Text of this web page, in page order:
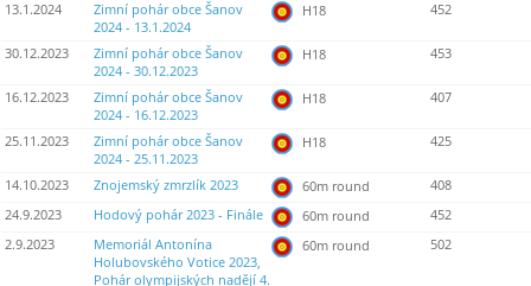
13.1.2024
Zimní pohár obce Šanov
2024 - 13.1.2024
H18 452
30.12.2023
Zimní pohár obce Šanov
2024 - 30.12.2023
H18 453
16.12.2023
Zimní pohár obce Šanov
2024 - 16.12.2023
H18 407
25.11.2023
Zimní pohár obce Šanov
2024 - 25.11.2023
H18 425
14.10.2023 Znojemský zmrzlík 2023 60m round
408
24.9.2023
Hodový pohár 2023 - Finále 60m round
452
2.9.2023
Memoriál Antonína
Holubovského Votice 2023,
Pohár olympijských nadějí 4.
60m round 502